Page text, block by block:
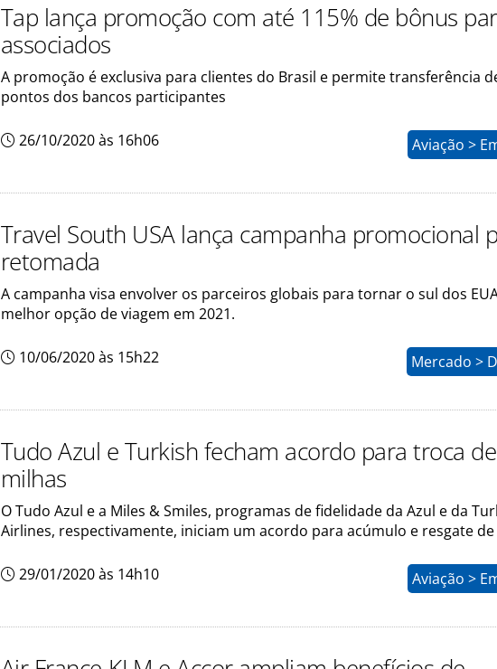
Tap lança promoção com até 115% de bônus
associados
A promoção é exclusiva para clientes do Brasil e permite transferência
pontos dos bancos participantes
26/10/2020 às 16h06 Aviação >
Travel South USA lança campanha promocional
retomada
A campanha visa envolver os parceiros globais para tornar o sul dos
melhor opção de viagem em 2021.
10/06/2020 às 15h22 Mercado >
Tudo Azul e Turkish fecham acordo para troca de
milhas
O Tudo Azul e a Miles & Smiles, programas de fidelidade da Azul e da
Airlines, respectivamente, iniciam um acordo para acúmulo e resgate
29/01/2020 às 14h10 Aviação >